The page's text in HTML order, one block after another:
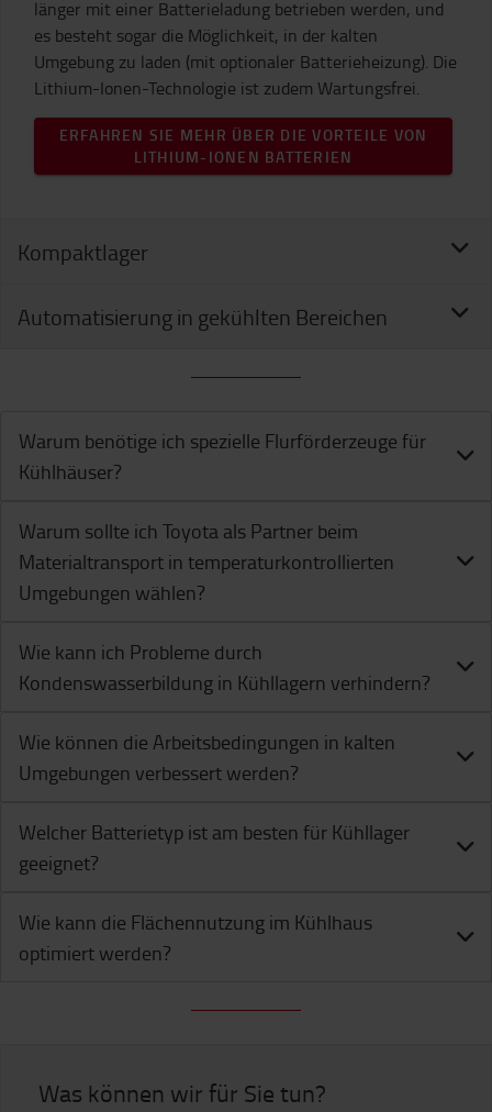
länger mit einer Batterieladung betrieben werden, und
es besteht sogar die Möglichkeit, in der kalten
Umgebung zu laden (mit optionaler Batterieheizung). Die
Lithium-Ionen-Technologie ist zudem Wartungsfrei.
ERFAHREN SIE MEHR ÜBER DIE VORTEILE VON
LITHIUM-IONEN BATTERIEN
Kompaktlager
Automatisierung in gekühlten Bereichen
Warum benötige ich spezielle Flurförderzeuge für
Kühlhäuser?
Warum sollte ich Toyota als Partner beim
Materialtransport in temperaturkontrollierten
Umgebungen wählen?
Wie kann ich Probleme durch
Kondenswasserbildung in Kühllagern verhindern?
Wie können die Arbeitsbedingungen in kalten
Umgebungen verbessert werden?
Welcher Batterietyp ist am besten für Kühllager
geeignet?
Wie kann die Flächennutzung im Kühlhaus
optimiert werden?
Was können wir für Sie tun?